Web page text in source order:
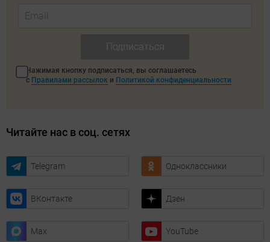
Нажимая кнопку подписаться, вы соглашаетесь
с Правилами рассылок и Политикой конфиденциальности
Читайте нас в соц. сетях
Telegram Одноклассники
ВКонтакте Дзен
Max YouTube